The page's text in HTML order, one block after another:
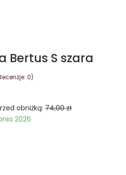
Bertus S szara
0)
obniżką: 74,00 zł
2026